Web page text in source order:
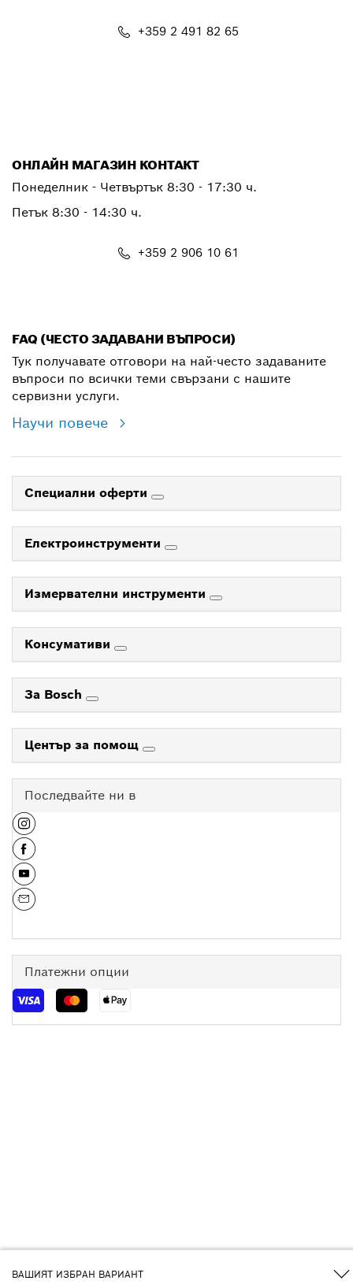
ВАШИЯТ ИЗБРАН ВАРИАНТ
+359 2 491 82 65
ОНЛАЙН МАГАЗИН КОНТАКТ
Понеделник - Четвъртък 8:30 - 17:30 ч.
Петък 8:30 - 14:30 ч.
+359 2 906 10 61
FAQ (ЧЕСТО ЗАДАВАНИ ВЪПРОСИ)
Тук получавате отговори на най-често задаваните
въпроси по всички теми свързани с нашите
сервизни услуги.
Научи повече
Специални оферти
Електроинструменти
Измервателни инструменти
Консумативи
За Bosch
Център за помощ
Последвайте ни в
Платежни опции